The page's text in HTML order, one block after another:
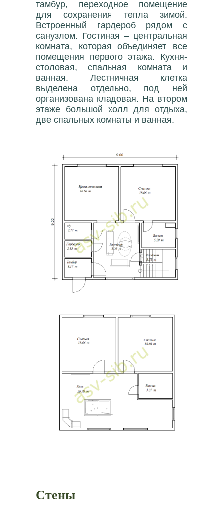
тамбур, переходное помещение
для сохранения тепла зимой.
Встроенный гардероб рядом с
санузлом. Гостиная – центральная
комната, которая объединяет все
помещения первого этажа. Кухня-
столовая, спальная комната и
ванная. Лестничная клетка
выделена отдельно, под ней
организована кладовая. На втором
этаже большой холл для отдыха,
две спальных комнаты и ванная.
Стены